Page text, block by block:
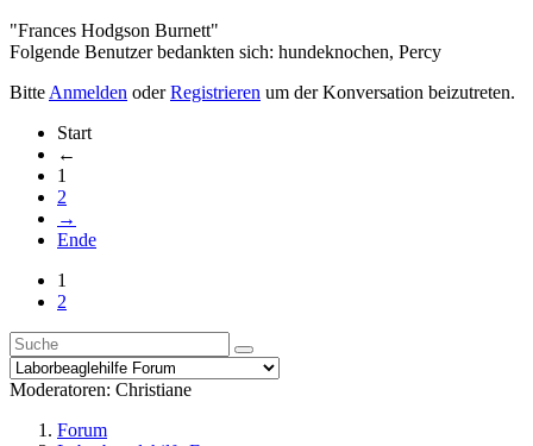
"Frances Hodgson Burnett"
Folgende Benutzer bedankten sich: hundeknochen, Percy
Bitte Anmelden oderRegistrieren um der Konversation beizutreten.
Start
←
1
2
→
Ende
1
2
Moderatoren: Christiane
Forum